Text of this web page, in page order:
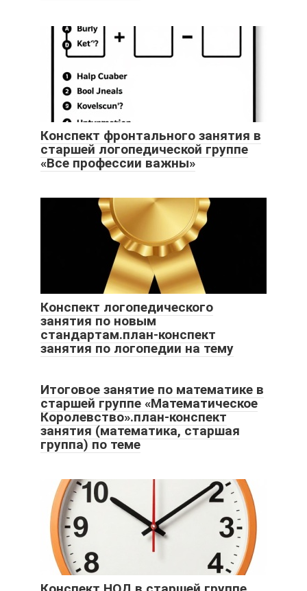
Конспект фронтального занятия в
старшей логопедической группе
«Все профессии важны»
Конспект логопедического
занятия по новым
стандартам.план-конспект
занятия по логопедии на тему
Итоговое занятие по математике в
старшей группе «Математическое
Королевство».план-конспект
занятия (математика, старшая
группа) по теме